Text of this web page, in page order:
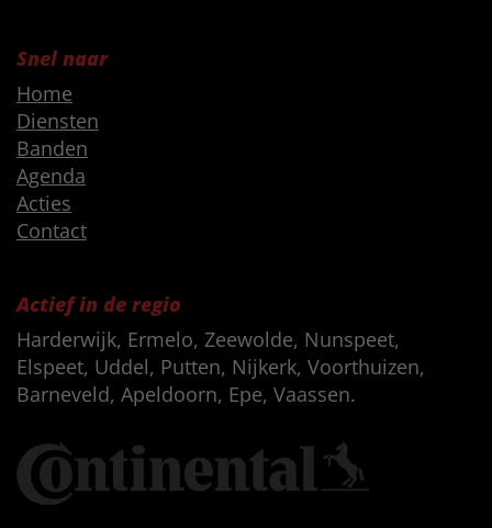
Snel naar
Home
Diensten
Banden
Agenda
Acties
Contact
Actief in de regio
Harderwijk, Ermelo, Zeewolde, Nunspeet,
Elspeet, Uddel, Putten, Nijkerk, Voorthuizen,
Barneveld, Apeldoorn, Epe, Vaassen.